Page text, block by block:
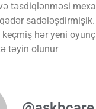
və təsdiqlənməsi
sadələşdirmişik.
hər yeni
təyin olunur